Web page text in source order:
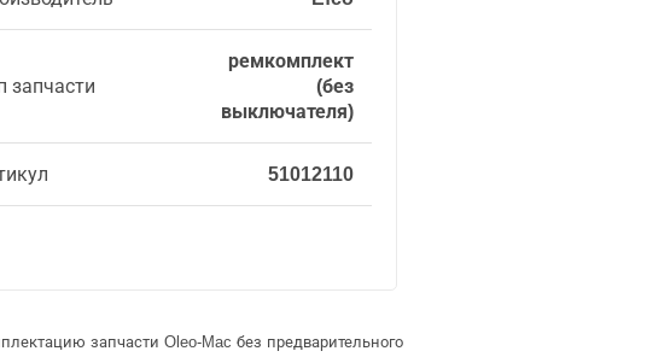
запчасти
ремкомплект
(без
выключателя)
51012110
запчасти Oleo-Mac без предварительного